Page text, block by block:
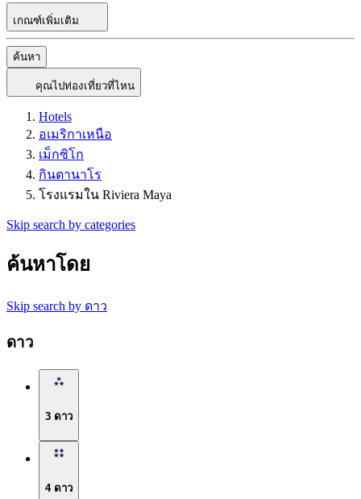
เกณฑ์เพิ่มเติม
ค้นหา
คุณไปท่องเที่ยวที่ไหน
Hotels
อเมริกาเหนือ
เม็กซิโก
กินตานาโร
โรงแรมใน Riviera Maya
Skip search by categories
ค้นหาโดย
Skip search by ดาว
ดาว
3 ดาว
4 ดาว